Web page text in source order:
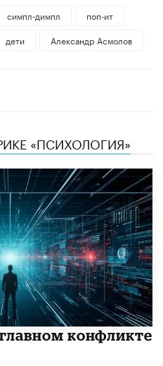
симпл-димпл
поп-ит
дети Александр Асмолов
«ПСИХОЛОГИЯ»
конфликте